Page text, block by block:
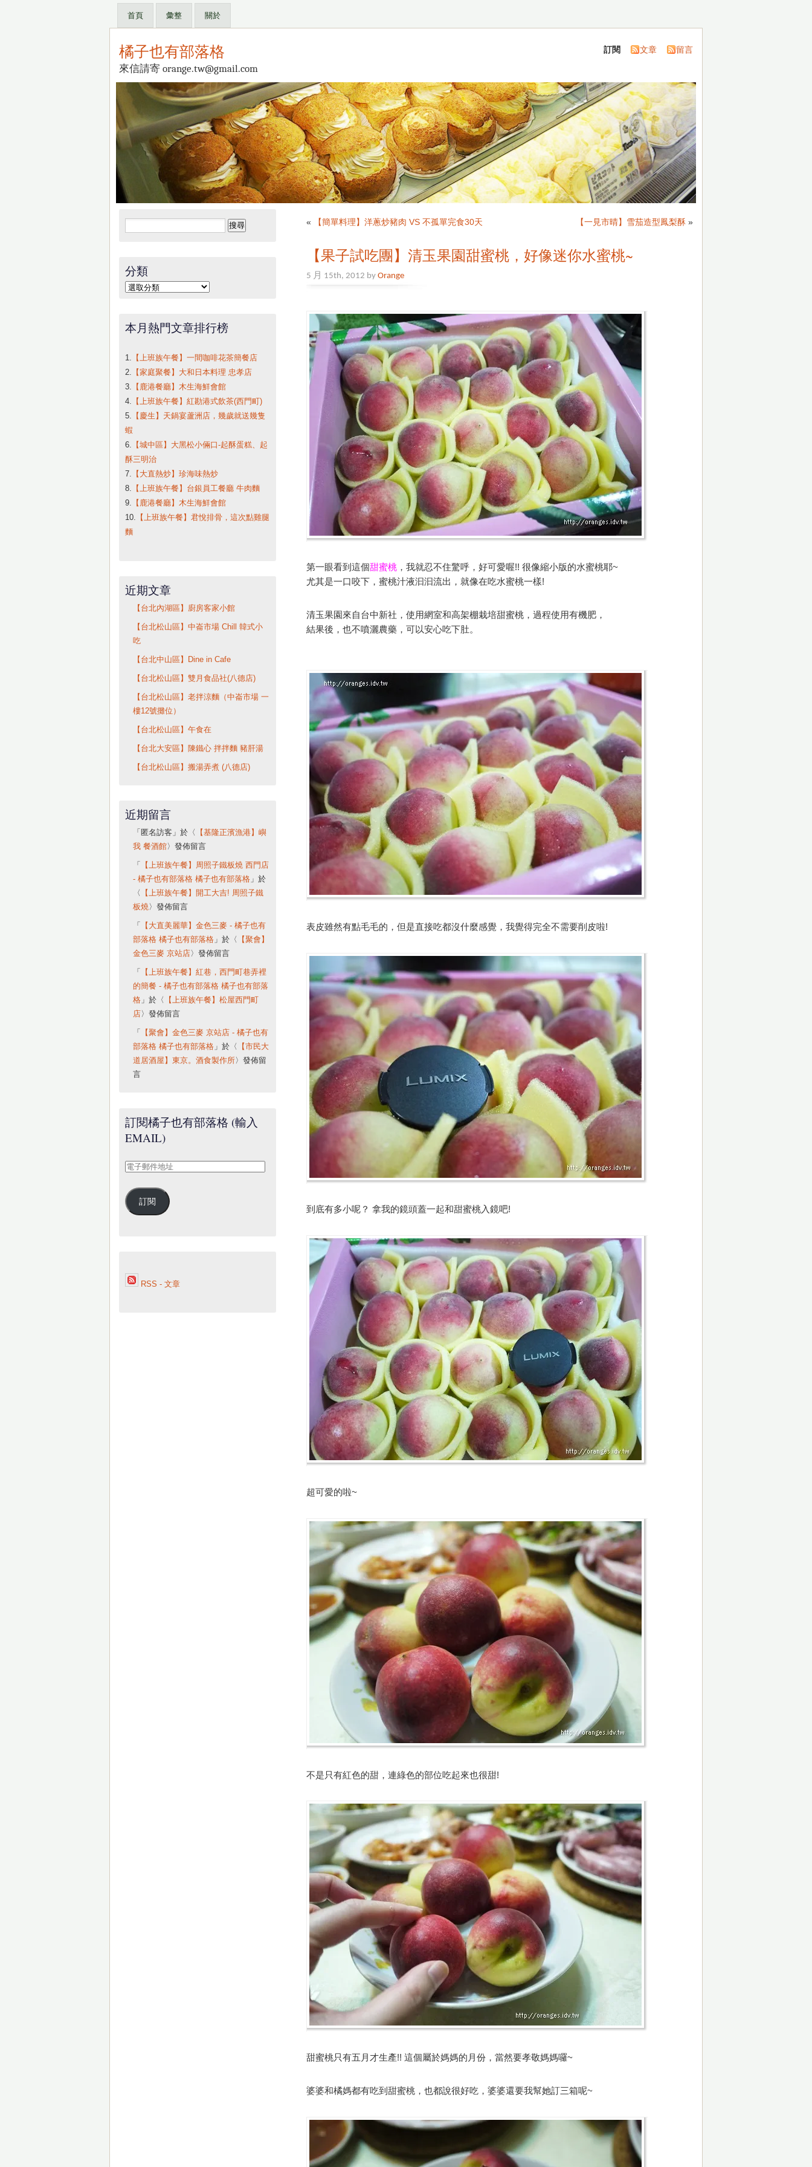
首頁 彙整 關於
橘子也有部落格
來信請寄 orange.tw@gmail.com
訂閱 文章 留言
« 【簡單料理】洋蔥炒豬肉 VS 不孤單完食30天 【一見市晴】雪茄造型鳳梨酥 »
【果子試吃團】清玉果園甜蜜桃，好像迷你水蜜桃~
5 月 15th, 2012 byOrange
第一眼看到這個甜蜜桃 ，我就忍不住驚呼，好可愛喔!! 很像縮小版的水蜜桃耶~
尤其是一口咬下，蜜桃汁液汩汩流出，就像在吃水蜜桃一樣!
清玉果園來自台中新社，使用網室和高架棚栽培甜蜜桃，過程使用有機肥，
結果後，也不噴灑農藥，可以安心吃下肚。
表皮雖然有點毛毛的，但是直接吃都沒什麼感覺，我覺得完全不需要削皮啦!
到底有多小呢？ 拿我的鏡頭蓋一起和甜蜜桃入鏡吧!
超可愛的啦~
不是只有紅色的甜，連綠色的部位吃起來也很甜!
甜蜜桃只有五月才生產!! 這個屬於媽媽的月份，當然要孝敬媽媽囉~
婆婆和橘媽都有吃到甜蜜桃，也都說很好吃，婆婆還要我幫她訂三箱呢~
搜
尋
字:
分類
分
本月熱門文章排行榜
1. 【上班族午餐】一間咖啡花茶簡餐店
2. 【家庭聚餐】大和日本料理 忠孝店
3. 【鹿港餐廳】木生海鮮會館
4. 【上班族午餐】紅勘港式飲茶(西門町)
5. 【慶生】天鍋宴蘆洲店，幾歲就送幾隻
蝦
6. 【城中區】大黑松小倆口-起酥蛋糕、起
酥三明治
7. 【大直熱炒】珍海味熱炒
8. 【上班族午餐】台銀員工餐廳 牛肉麵
9. 【鹿港餐廳】木生海鮮會館
10. 【上班族午餐】君悅排骨，這次點雞腿
麵
近期文章
【台北內湖區】廚房客家小館
【台北松山區】中崙市場 Chill 韓式小
吃
【台北中山區】Dine in Cafe
【台北松山區】雙月食品社(八德店)
【台北松山區】老拌涼麵（中崙市場 一
樓12號攤位）
【台北松山區】午食在
【台北大安區】陳鐵心 拌拌麵 豬肝湯
【台北松山區】搬湯弄煮 (八德店)
近期留言
「 匿名訪客 」於〈
【基隆正濱漁港】嶼
我 餐酒館〉發佈留言
「
【上班族午餐】周照子鐵板燒 西門店
- 橘子也有部落格 橘子也有部落格」於
〈
【上班族午餐】開工大吉! 周照子鐵
板燒〉發佈留言
「
【大直美麗華】金色三麥 - 橘子也有
部落格 橘子也有部落格」於〈
【聚會】
金色三麥 京站店 〉發佈留言
「
【上班族午餐】紅巷，西門町巷弄裡
的簡餐 - 橘子也有部落格 橘子也有部落
格」於〈
【上班族午餐】松屋西門町
店 〉發佈留言
「
【聚會】金色三麥 京站店 - 橘子也有
部落格 橘子也有部落格」於〈
【市民大
道居酒屋】東京。酒食製作所〉發佈留
言
訂閱橘子也有部落格 (輸入
EMAIL)
電
郵
件
訂閱
RSS - 文章